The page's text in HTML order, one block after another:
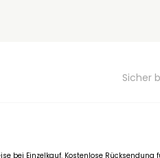
Sicher
bei Einzelkauf. Kostenlose Rücksendung